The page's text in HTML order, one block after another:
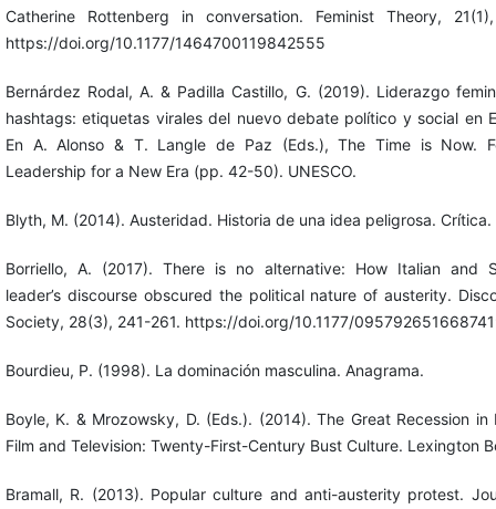
Catherine Rottenberg in conversation. Feminist Theory,
https://doi.org/10.1177/1464700119842555
Bernárdez Rodal, A. & Padilla Castillo, G. (2019). Liderazgo
hashtags: etiquetas virales del nuevo debate político y social en
En A. Alonso & T. Langle de Paz (Eds.), The Time is Now.
Leadership for a New Era (pp. 42-50). UNESCO.
Blyth, M. (2014). Austeridad. Historia de una idea peligrosa. Crítica.
Borriello, A. (2017). There is no alternative: How Italian and
leader’s discourse obscured the political nature of austerity.
Society, 28(3), 241-261. https://doi.org/10.1177/
Bourdieu, P. (1998). La dominación masculina. Anagrama.
Boyle, K. & Mrozowsky, D. (Eds.). (2014). The Great Recession in
Film and Television: Twenty-First-Century Bust Culture. Lexington
Bramall, R. (2013). Popular culture and anti-austerity protest.